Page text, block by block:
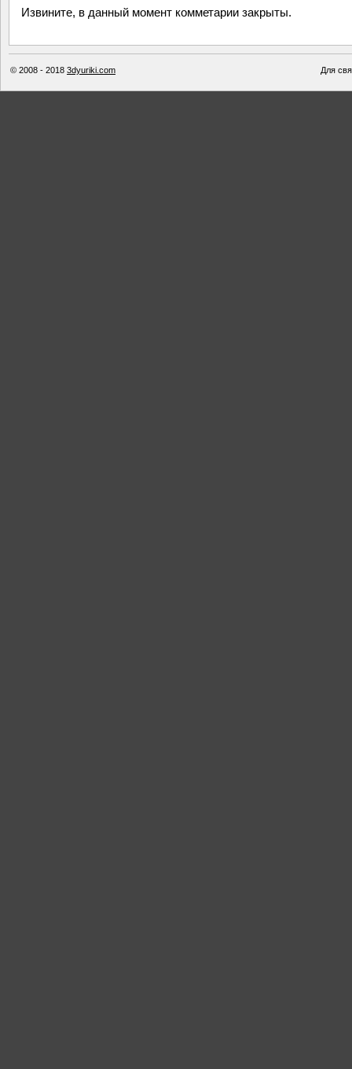
Извините, в данный момент комметарии закрыты.
© 2008 - 2018 3dyuriki.com Для